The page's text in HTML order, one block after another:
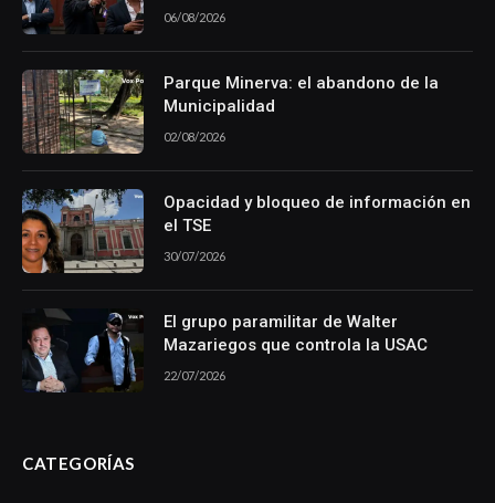
06/08/2026
Parque Minerva: el abandono de la
Municipalidad
02/08/2026
Opacidad y bloqueo de información en
el TSE
30/07/2026
El grupo paramilitar de Walter
Mazariegos que controla la USAC
22/07/2026
CATEGORÍAS